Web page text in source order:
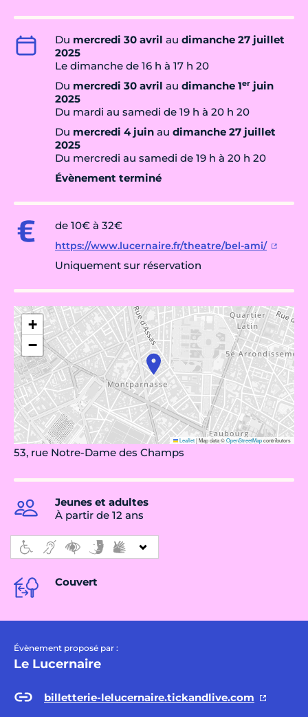
Du mercredi 30 avril au dimanche 27 juillet
2025
Le dimanche de 16 h à 17 h 20
Du mercredi 30 avril au dimanche 1er juin
2025
Du mardi au samedi de 19 h à 20 h 20
Du mercredi 4 juin au dimanche 27 juillet
2025
Du mercredi au samedi de 19 h à 20 h 20
Évènement terminé
de 10€ à 32€
https://www.lucernaire.fr/theatre/bel-ami/
Uniquement sur réservation
+
−
Leaflet|Map data ©OpenStreetMapcontributors
53, rue Notre-Dame des Champs
Jeunes et adultes
À partir de 12 ans
Couvert
Évènement proposé par :
Le Lucernaire
billetterie-lelucernaire.tickandlive.com